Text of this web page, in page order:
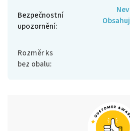
Bezpečnostní
upozornění:
Rozměr ks
bez obalu: